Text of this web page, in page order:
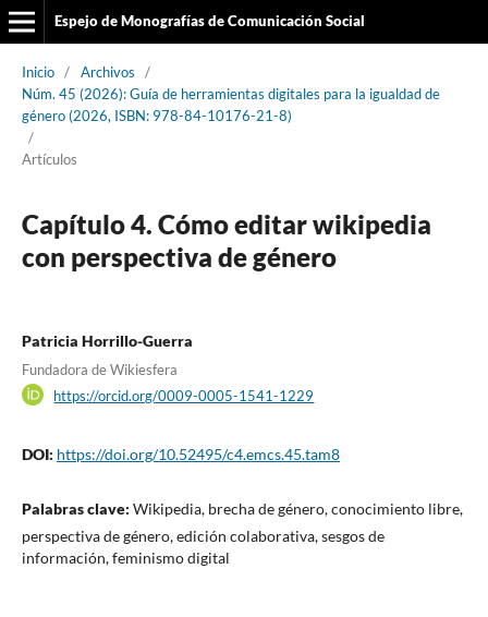
Espejo de Monografías de Comunicación Social
Inicio / Archivos
/
Núm. 45 (2026): Guía de herramientas digitales para la igualdad de
género (2026, ISBN: 978-84-10176-21-8)
/
Artículos
Capítulo 4. Cómo editar wikipedia
con perspectiva de género
Patricia Horrillo-Guerra
Fundadora de Wikiesfera
https://orcid.org/0009-0005-1541-1229
DOI: https://doi.org/10.52495/c4.emcs.45.tam8
Palabras clave: Wikipedia, brecha de género, conocimiento libre,
perspectiva de género, edición colaborativa, sesgos de
información, feminismo digital